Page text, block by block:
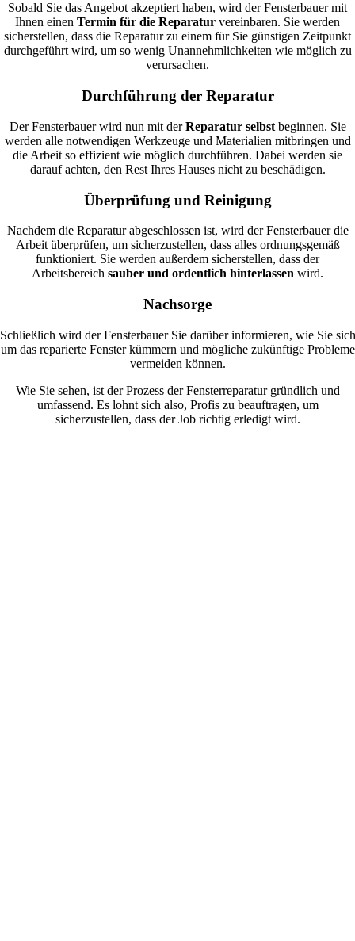
Sobald Sie das Angebot akzeptiert haben, wird der Fensterbauer mit
Ihnen einen Termin für die Reparatur vereinbaren. Sie werden
sicherstellen, dass die Reparatur zu einem für Sie günstigen Zeitpunkt
durchgeführt wird, um so wenig Unannehmlichkeiten wie möglich zu
verursachen.
Durchführung der Reparatur
Der Fensterbauer wird nun mit derReparatur selbstbeginnen. Sie
werden alle notwendigen Werkzeuge und Materialien mitbringen und
die Arbeit so effizient wie möglich durchführen. Dabei werden sie
darauf achten, den Rest Ihres Hauses nicht zu beschädigen.
Überprüfung und Reinigung
Nachdem die Reparatur abgeschlossen ist, wird der Fensterbauer die
Arbeit überprüfen, um sicherzustellen, dass alles ordnungsgemäß
funktioniert. Sie werden außerdem sicherstellen, dass der
Arbeitsbereich sauber und ordentlich hinterlassen wird.
Nachsorge
Schließlich wird der Fensterbauer Sie darüber informieren, wie Sie sich
um das reparierte Fenster kümmern und mögliche zukünftige Probleme
vermeiden können.
Wie Sie sehen, ist der Prozess der Fensterreparatur gründlich und
umfassend. Es lohnt sich also, Profis zu beauftragen, um
sicherzustellen, dass der Job richtig erledigt wird.